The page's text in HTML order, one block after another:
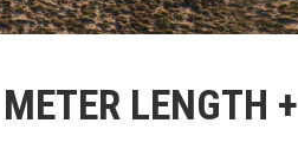
LENGTH +